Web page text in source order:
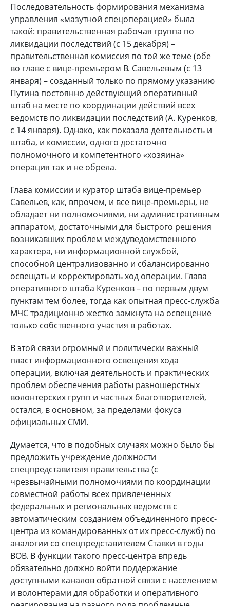
Последовательность формирования механизма
управления «мазутной спецоперацией» была
такой: правительственная рабочая группа по
ликвидации последствий (с 15 декабря) –
правительственная комиссия по той же теме (обе
во главе с вице-премьером В. Савельевым (с 13
января) – созданный только по прямому указанию
Путина постоянно действующий оперативный
штаб на месте по координации действий всех
ведомств по ликвидации последствий (А. Куренков,
с 14 января). Однако, как показала деятельность и
штаба, и комиссии, одного достаточно
полномочного и компетентного «хозяина»
операция так и не обрела.
Глава комиссии и куратор штаба вице-премьер
Савельев, как, впрочем, и все вице-премьеры, не
обладает ни полномочиями, ни административным
аппаратом, достаточными для быстрого решения
возникавших проблем междуведомственного
характера, ни информационной службой,
способной централизованно и сбалансированно
освещать и корректировать ход операции. Глава
оперативного штаба Куренков – по первым двум
пунктам тем более, тогда как опытная пресс-служба
МЧС традиционно жестко замкнута на освещение
только собственного участия в работах.
В этой связи огромный и политически важный
пласт информационного освещения хода
операции, включая деятельность и практических
проблем обеспечения работы разношерстных
волонтерских групп и частных благотворителей,
остался, в основном, за пределами фокуса
официальных СМИ.
Думается, что в подобных случаях можно было бы
предложить учреждение должности
спецпредставителя правительства (с
чрезвычайными полномочиями по координации
совместной работы всех привлеченных
федеральных и региональных ведомств с
автоматическим созданием объединенного пресс-
центра из командированных от их пресс-служб) по
аналогии со спецпредставителем Ставки в годы
ВОВ. В функции такого пресс-центра впредь
обязательно должно войти поддержание
доступными каналов обратной связи с населением
и волонтерами для обработки и оперативного